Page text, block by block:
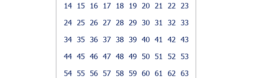
14
15 16 17 18 19 20 21 22
23
24
25 26 27 28 29 30 31 32
33
34 35 36 37 38 39 40 41 42
43
44 45 46 47 48 49 50 51 52
53
54 55 56 57 58 59 60 61 62
63